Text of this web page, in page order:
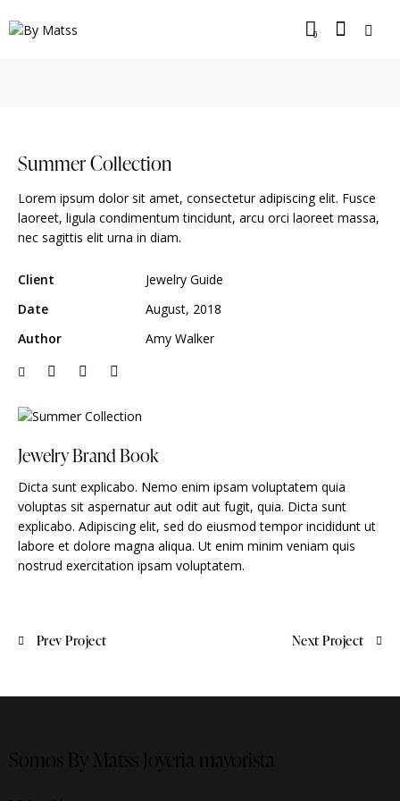
0
Summer Collection
Jewelry Brand Book
Dicta sunt explicabo. Nemo enim ipsam voluptatem quia
voluptas sit aspernatur aut odit aut fugit, quia. Dicta sunt
explicabo. Adipiscing elit, sed do eiusmod tempor incididunt ut
labore et dolore magna aliqua. Ut enim minim veniam quis
nostrud exercitation ipsam voluptatem.
Lorem ipsum dolor sit amet, consectetur adipiscing elit. Fusce
laoreet, ligula condimentum tincidunt, arcu orci laoreet massa,
nec sagittis elit urna in diam.
Client
Jewelry Guide
Date
August, 2018
Author
Amy Walker
Prev Project Next Project
Somos By Matss Joyeria mayorista